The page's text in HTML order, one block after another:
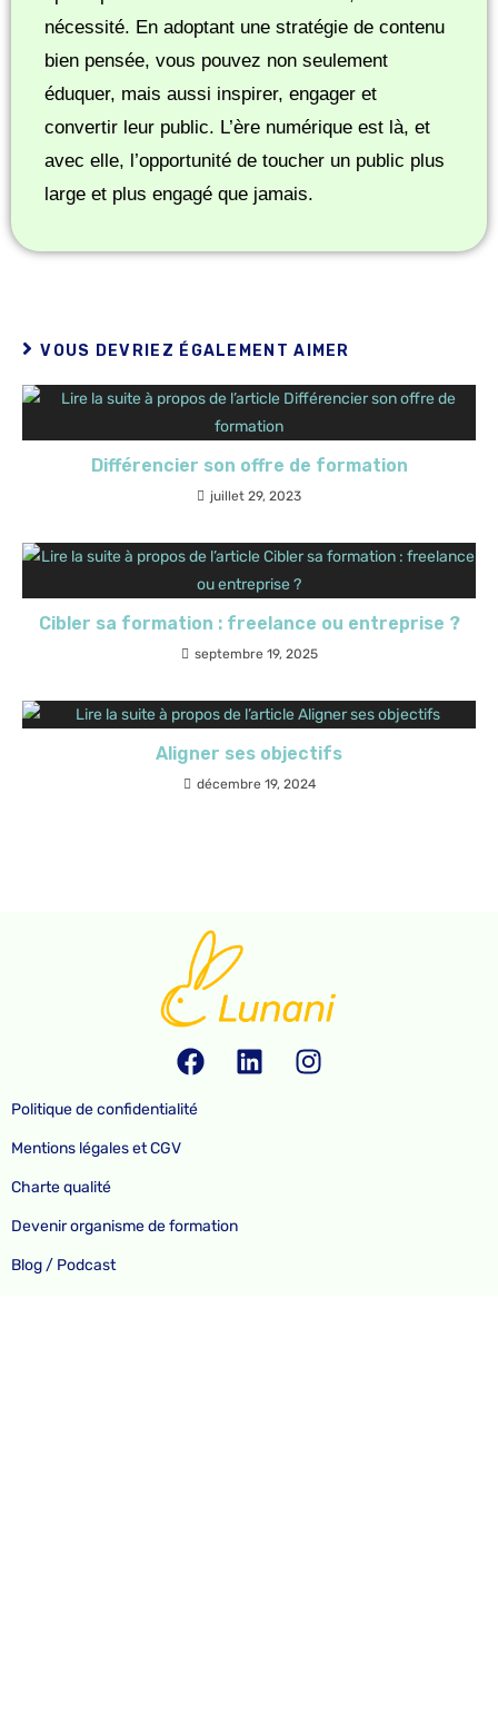
nécessité. En adoptant une stratégie de contenu
bien pensée, vous pouvez non seulement
éduquer, mais aussi inspirer, engager et
convertir leur public. L’ère numérique est là, et
avec elle, l’opportunité de toucher un public plus
large et plus engagé que jamais.
VOUS DEVRIEZ ÉGALEMENT AIMER
Différencier son offre de formation
juillet 29, 2023
Cibler sa formation : freelance ou entreprise ?
septembre 19, 2025
Aligner ses objectifs
décembre 19, 2024
Politique de confidentialité
Mentions légales et CGV
Charte qualité
Devenir organisme de formation
Blog / Podcast